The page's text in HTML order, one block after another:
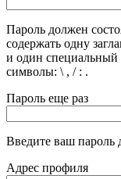
Пароль должен
содержать одну
и один специальный
символы: \ , / : .
Пароль еще раз
Введите ваш пароль
Адрес профиля